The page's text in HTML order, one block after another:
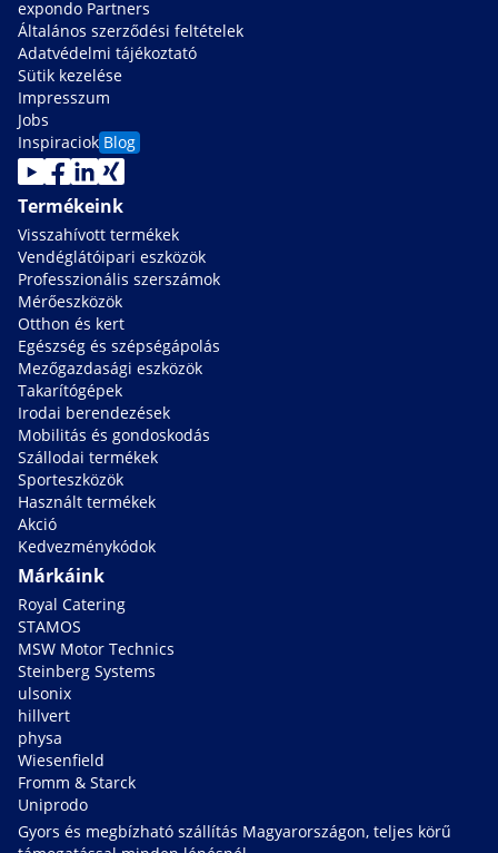
expondo Partners
Általános szerződési feltételek
Adatvédelmi tájékoztató
Sütik kezelése
Impresszum
Jobs
Inspiraciok Blog
Termékeink
Visszahívott termékek
Vendéglátóipari eszközök
Professzionális szerszámok
Mérőeszközök
Otthon és kert
Egészség és szépségápolás
Mezőgazdasági eszközök
Takarítógépek
Irodai berendezések
Mobilitás és gondoskodás
Szállodai termékek
Sporteszközök
Használt termékek
Akció
Kedvezménykódok
Márkáink
Royal Catering
STAMOS
MSW Motor Technics
Steinberg Systems
ulsonix
hillvert
physa
Wiesenfield
Fromm & Starck
Uniprodo
Gyors és megbízható szállítás Magyarországon, teljes körű